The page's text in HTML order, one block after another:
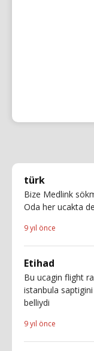
türk
Bize Medlink
Oda her ucakta
9 yıl önce
Etihad
Bu ucagin flight
istanbula
belliydi
9 yıl önce